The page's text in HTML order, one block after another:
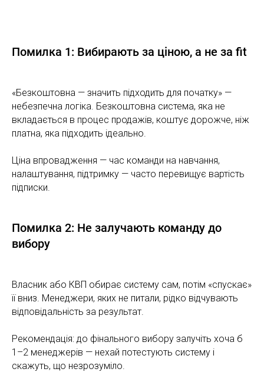
Помилка 1: Вибирають за ціною, а не за fit
«Безкоштовна — значить підходить для початку» —
небезпечна логіка. Безкоштовна система, яка не
вкладається в процес продажів, коштує дорожче, ніж
платна, яка підходить ідеально.
Ціна впровадження — час команди на навчання,
налаштування, підтримку — часто перевищує вартість
підписки.
Помилка 2: Не залучають команду до
вибору
Власник або КВП обирає систему сам, потім «спускає»
її вниз. Менеджери, яких не питали, рідко відчувають
відповідальність за результат.
Рекомендація: до фінального вибору залучіть хоча б
1–2 менеджерів — нехай потестують систему і
скажуть, що незрозуміло.